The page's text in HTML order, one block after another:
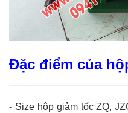
Đặc điểm của
- Size hộp giảm tốc ZQ,